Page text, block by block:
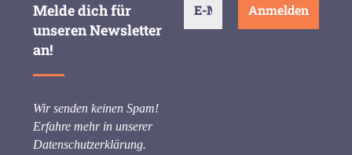
Melde dich für
unseren Newsletter
an!
Wir senden keinen Spam!
Erfahre mehr in unserer
Datenschutzerklärung.